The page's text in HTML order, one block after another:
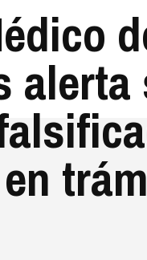
alerta